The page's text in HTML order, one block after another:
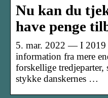
Nu kan du
have penge
5. mar. 2022 — I 2019
information fra mere
forskellige
stykke danskernes …